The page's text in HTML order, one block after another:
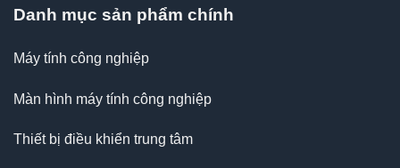
Danh mục sản phẩm chính
Máy tính công nghiệp
Màn hình máy tính công nghiệp
Thiết bị điều khiển trung tâm